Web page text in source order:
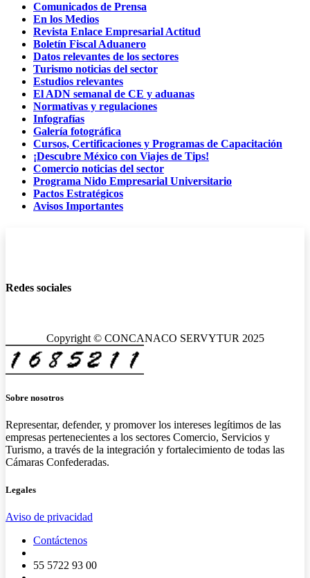
Comunicados de Prensa
En los Medios
Revista Enlace Empresarial Actitud
Boletín Fiscal Aduanero
Datos relevantes de los sectores
Turismo noticias del sector
Estudios relevantes
El ADN semanal de CE y aduanas
Normativas y regulaciones
Infografías
Galería fotográfica
Cursos, Certificaciones y Programas de Capacitación
¡Descubre México con Viajes de Tips!
Comercio noticias del sector
Programa Nido Empresarial Universitario
Pactos Estratégicos
Avisos Importantes
Redes sociales
Copyright © CONCANACO SERVYTUR 2025
Sobre nosotros
Representar, defender, y promover los intereses legítimos de las
empresas pertenecientes a los sectores Comercio, Servicios y
Turismo, a través de la integración y fortalecimiento de todas las
Cámaras Confederadas.
Legales
Aviso de privacidad
Contáctenos
55 5722 93 00